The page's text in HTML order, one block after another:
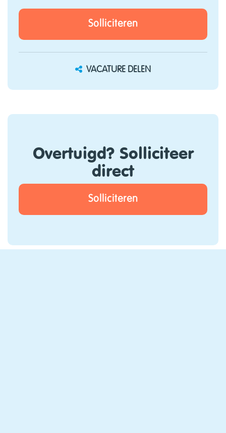
Solliciteren
VACATURE DELEN
Overtuigd? Solliciteer
direct
Solliciteren